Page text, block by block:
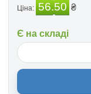
Ціна: 56.50 ₴
Є на складі